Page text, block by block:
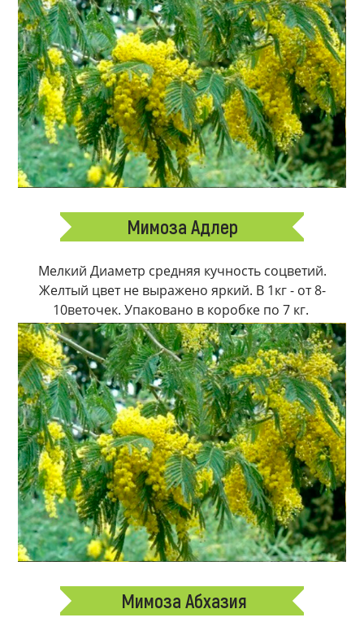
Мимоза Адлер
Мелкий Диаметр средняя кучность соцветий.
Желтый цвет не выражено яркий. В 1кг - от 8-
10веточек. Упаковано в коробке по 7 кг.
Мимоза Абхазия